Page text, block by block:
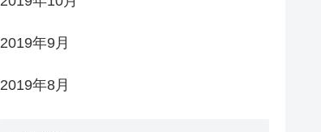
2019年9月
2019年8月